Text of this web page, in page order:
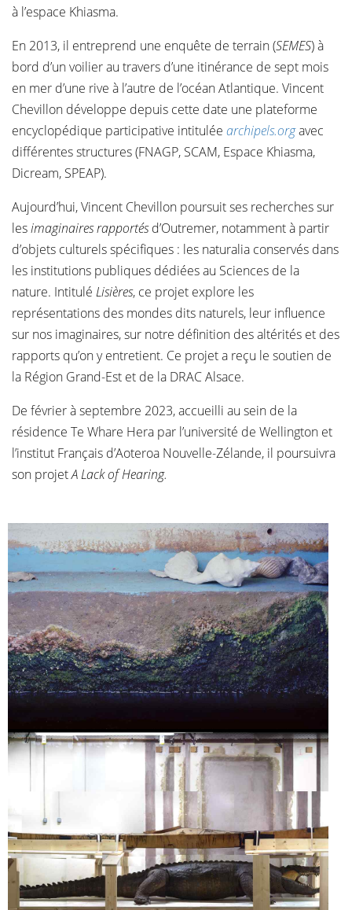
à l’espace Khiasma.
En 2013, il entreprend une enquête de terrain (SEMES) à
bord d’un voilier au travers d’une itinérance de sept mois
en mer d’une rive à l’autre de l’océan Atlantique. Vincent
Chevillon développe depuis cette date une plateforme
encyclopédique participative intitulée archipels.orgavec
différentes structures (FNAGP, SCAM, Espace Khiasma,
Dicream, SPEAP).
Aujourd’hui, Vincent Chevillon poursuit ses recherches sur
lesimaginaires rapportésd’Outremer, notamment à partir
d’objets culturels spécifiques : les naturalia conservés dans
les institutions publiques dédiées au Sciences de la
nature. Intitulé Lisières, ce projet explore les
représentations des mondes dits naturels, leur influence
sur nos imaginaires, sur notre définition des altérités et des
rapports qu’on y entretient. Ce projet a reçu le soutien de
la Région Grand-Est et de la DRAC Alsace.
De février à septembre 2023, accueilli au sein de la
résidence Te Whare Hera par l’université de Wellington et
l’institut Français d’Aoteroa Nouvelle-Zélande, il poursuivra
son projetA Lack of Hearing.
COQUILLES
KAYAK ET
CROCODILE